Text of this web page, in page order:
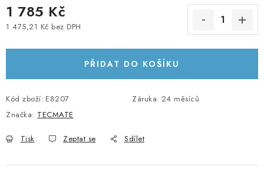
JAK VYBRAT SOLÁRNÍ SYSTÉM
KONTAKTY
POWERBANKY
PŘÍSLUŠENSTVÍ
MONTÁŽNÍ MATERIÁL
1 785 Kč
1 475,21 Kč bez DPH
PŘIDAT DO KOŠÍKU
Kód zboží: E8207 Záruka: 24 měsíců
Značka: TECMATE
Tisk Zeptat se Sdílet